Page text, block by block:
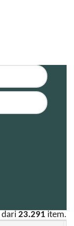
dari 23.291 item.